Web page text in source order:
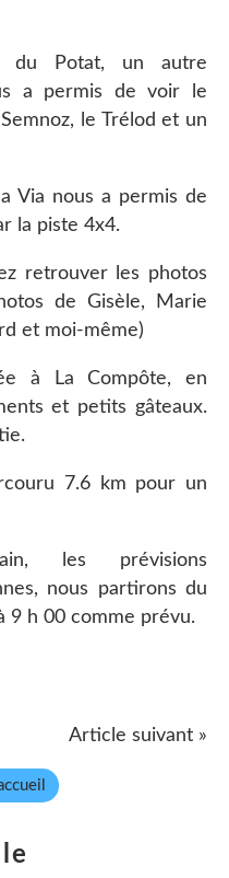
du Potat, un autre
a permis de voir le
le Trélod et un
Via nous a permis de
la piste 4x4.
retrouver les photos
de Gisèle, Marie
et moi-même)
à La Compôte, en
et petits gâteaux.
7.6 km pour un
les prévisions
nous partirons du
9 h 00 comme prévu.
Article suivant »